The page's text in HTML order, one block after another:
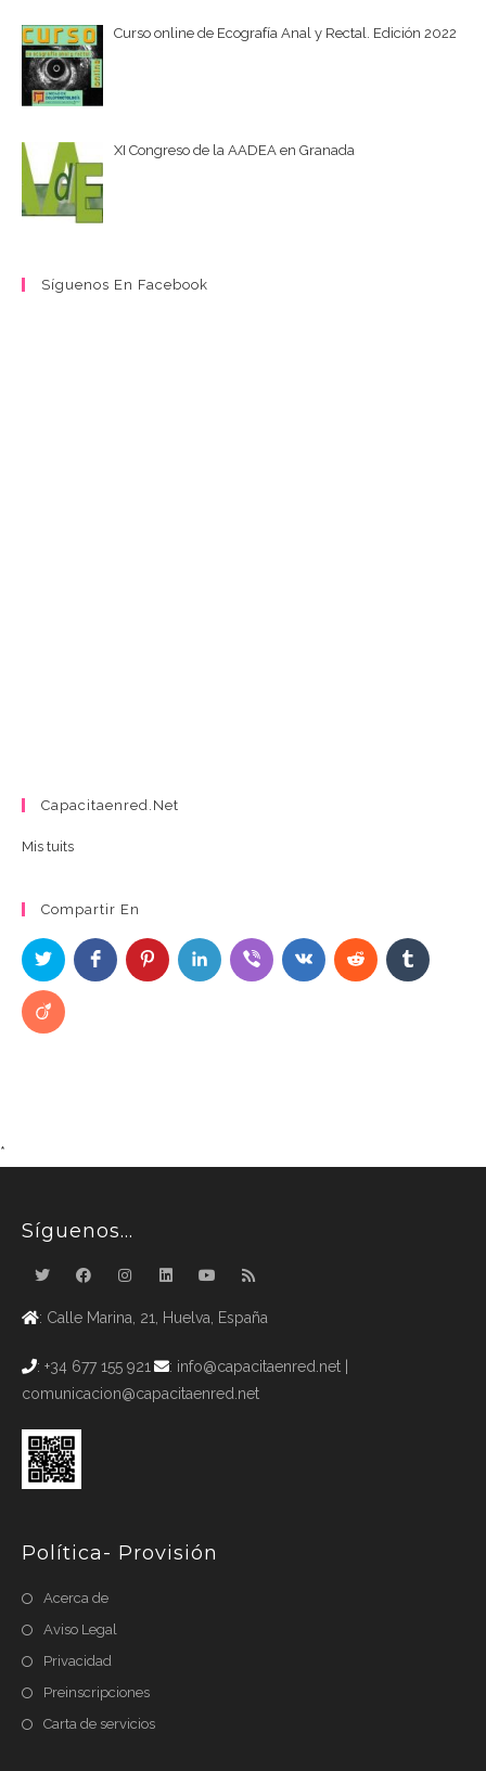
Curso online de Ecografía Anal y Rectal. Edición 2022
XI Congreso de la AADEA en Granada
Síguenos En Facebook
Capacitaenred.net
Mis tuits
Compartir En
*
Síguenos…
: Calle Marina, 21, Huelva, España
: +34 677 155 921
: info@capacitaenred.net |
comunicacion@capacitaenred.net
Política- Provisión
Acerca de
Aviso Legal
Privacidad
Preinscripciones
Carta de servicios